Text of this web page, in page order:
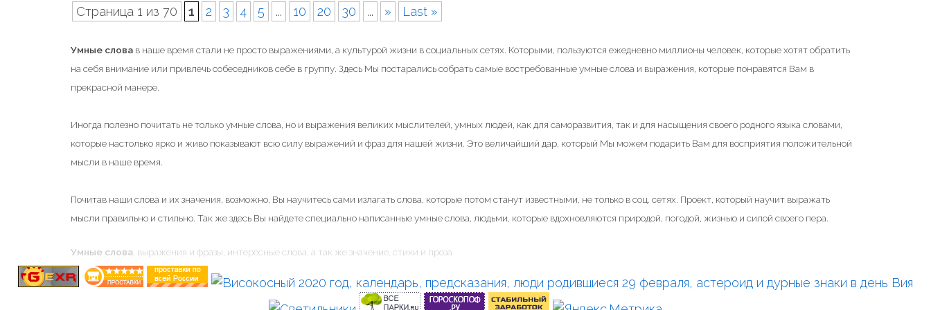
Страница 1 из 70 1 2 3 4 5 ... 10 20 30 ... » Last »
Умные слова в наше время стали не просто выражениями, а культурой жизни в социальных сетях. Которыми, пользуются ежедневно миллионы человек, которые хотят обратить
на себя внимание или привлечь собеседников себе в группу. Здесь Мы постарались собрать самые востребованные умные слова и выражения, которые понравятся Вам в
прекрасной манере.
Иногда полезно почитать не только умные слова, но и выражения великих мыслителей, умных людей, как для саморазвития, так и для насыщения своего родного языка словами,
которые настолько ярко и живо показывают всю силу выражений и фраз для нашей жизни. Это величайший дар, который Мы можем подарить Вам для восприятия положительной
мысли в наше время.
Почитав наши слова и их значения, возможно, Вы научитесь сами излагать слова, которые потом станут известными, не только в соц. сетях. Проект, который научит выражать
мысли правильно и стильно. Так же здесь Вы найдете специально написанные умные слова, людьми, которые вдохновляются природой, погодой, жизнью и силой своего пера.
Умные слова , выражения и фразы, интересные слова, а так же значение, стихи и проза